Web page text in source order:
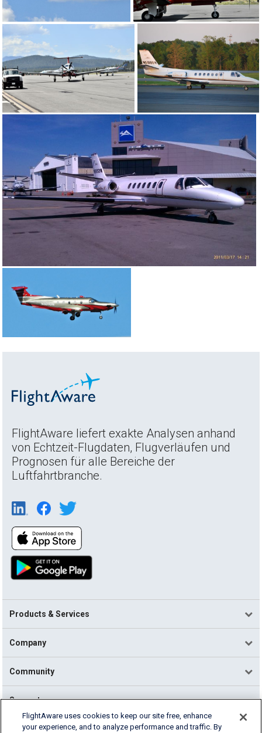
FlightAware liefert exakte Analysen anhand
von Echtzeit-Flugdaten, Flugverläufen und
Prognosen für alle Bereiche der
Luftfahrtbranche.
Products & Services
Company
Community
Support
English (USA)
FlightAware uses cookies to keep our site free, enhance
your experience, and to analyze performance and traffic. By